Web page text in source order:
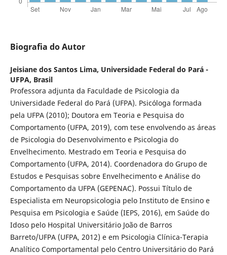
Biografia do Autor
Jeisiane dos Santos Lima, Universidade Federal do Pará -
UFPA, Brasil
Professora adjunta da Faculdade de Psicologia da
Universidade Federal do Pará (UFPA). Psicóloga formada
pela UFPA (2010); Doutora em Teoria e Pesquisa do
Comportamento (UFPA, 2019), com tese envolvendo as áreas
de Psicologia do Desenvolvimento e Psicologia do
Envelhecimento. Mestrado em Teoria e Pesquisa do
Comportamento (UFPA, 2014). Coordenadora do Grupo de
Estudos e Pesquisas sobre Envelhecimento e Análise do
Comportamento da UFPA (GEPENAC). Possui Título de
Especialista em Neuropsicologia pelo Instituto de Ensino e
Pesquisa em Psicologia e Saúde (IEPS, 2016), em Saúde do
Idoso pelo Hospital Universitário João de Barros
Barreto/UFPA (UFPA, 2012) e em Psicologia Clínica-Terapia
Analítico Comportamental pelo Centro Universitário do Pará